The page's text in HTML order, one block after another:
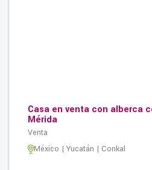
Casa en venta con alberca
Mérida
Venta
México | Yucatán | Conkal